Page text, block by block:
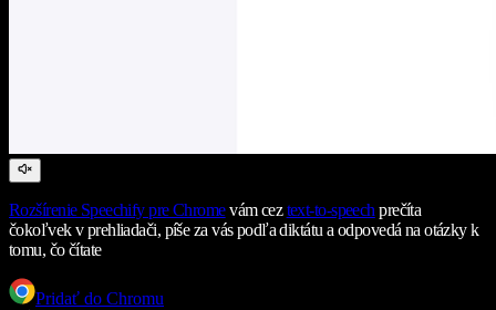
Rozšírenie Speechify pre Chromevám ceztext-to-speech prečíta
čokoľvek v prehliadači, píše za vás podľa diktátu a odpovedá na otázky k
tomu, čo čítate
Pridať do Chromu